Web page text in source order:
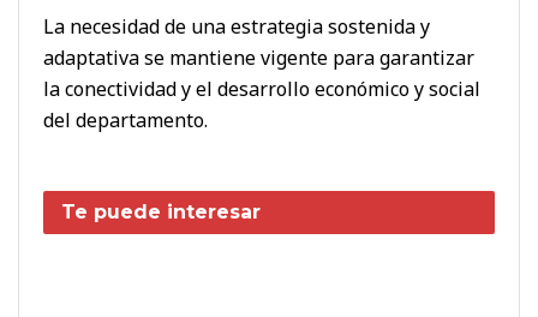
La necesidad de una estrategia sostenida y
adaptativa se mantiene vigente para garantizar
la conectividad y el desarrollo económico y social
del departamento.
Te puede interesar